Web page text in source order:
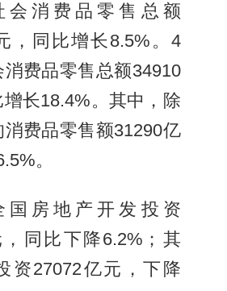
会消费品零售总额
，同比增长8.5%。4
消费品零售总额34910
长18.4%。其中，除
费品零售额31290亿
。
国房地产开发投资
同比下降6.2%；其
资27072亿元，下降